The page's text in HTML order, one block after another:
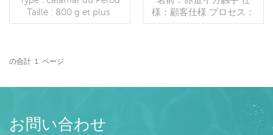
tentacule de calmar en
vente
Taille : 800 g et plus
Emballage : sac tissé, 10
24 tonnes 10 % plus ou
様：顧客仕様 プロセス：
なし グレージング：5％,
スタマイズ可能） 販売モ
デル：卸売/輸出 min .注
文：20フィートコンテ
ナ/40フィートコンテナ 支
の合計 1 ページ
お問い合わせ